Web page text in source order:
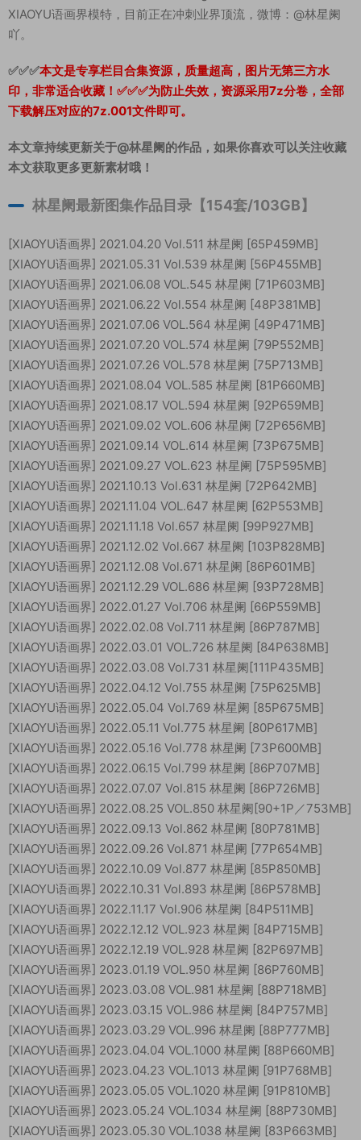
XIAOYU语画界模特，目前正在冲刺业界顶流，微博：@林星阑
吖。
✅✅✅本文是专享栏目合集资源，质量超高，图片无第三方水
印，非常适合收藏！ ✅✅✅为防止失效，资源采用7z分卷，全部
下载解压对应的7z.001文件即可。
本文章持续更新关于@林星阑的作品，如果你喜欢可以关注收藏
本文获取更多更新素材哦！
林星阑最新图集作品目录【154套/103GB】
[XIAOYU语画界] 2021.04.20 Vol.511 林星阑 [65P459MB]
[XIAOYU语画界] 2021.05.31 Vol.539 林星阑 [56P455MB]
[XIAOYU语画界] 2021.06.08 VOL.545 林星阑 [71P603MB]
[XIAOYU语画界] 2021.06.22 Vol.554 林星阑 [48P381MB]
[XIAOYU语画界] 2021.07.06 VOL.564 林星阑 [49P471MB]
[XIAOYU语画界] 2021.07.20 VOL.574 林星阑 [79P552MB]
[XIAOYU语画界] 2021.07.26 VOL.578 林星阑 [75P713MB]
[XIAOYU语画界] 2021.08.04 VOL.585 林星阑 [81P660MB]
[XIAOYU语画界] 2021.08.17 VOL.594 林星阑 [92P659MB]
[XIAOYU语画界] 2021.09.02 VOL.606 林星阑 [72P656MB]
[XIAOYU语画界] 2021.09.14 VOL.614 林星阑 [73P675MB]
[XIAOYU语画界] 2021.09.27 VOL.623 林星阑 [75P595MB]
[XIAOYU语画界] 2021.10.13 Vol.631 林星阑 [72P642MB]
[XIAOYU语画界] 2021.11.04 VOL.647 林星阑 [62P553MB]
[XIAOYU语画界] 2021.11.18 Vol.657 林星阑 [99P927MB]
[XIAOYU语画界] 2021.12.02 Vol.667 林星阑 [103P828MB]
[XIAOYU语画界] 2021.12.08 Vol.671 林星阑 [86P601MB]
[XIAOYU语画界] 2021.12.29 VOL.686 林星阑 [93P728MB]
[XIAOYU语画界] 2022.01.27 Vol.706 林星阑 [66P559MB]
[XIAOYU语画界] 2022.02.08 Vol.711 林星阑 [86P787MB]
[XIAOYU语画界] 2022.03.01 VOL.726 林星阑 [84P638MB]
[XIAOYU语画界] 2022.03.08 Vol.731 林星阑[111P435MB]
[XIAOYU语画界] 2022.04.12 Vol.755 林星阑 [75P625MB]
[XIAOYU语画界] 2022.05.04 Vol.769 林星阑 [85P675MB]
[XIAOYU语画界] 2022.05.11 Vol.775 林星阑 [80P617MB]
[XIAOYU语画界] 2022.05.16 Vol.778 林星阑 [73P600MB]
[XIAOYU语画界] 2022.06.15 Vol.799 林星阑 [86P707MB]
[XIAOYU语画界] 2022.07.07 Vol.815 林星阑 [86P726MB]
[XIAOYU语画界] 2022.08.25 VOL.850 林星阑[90+1P／753MB]
[XIAOYU语画界] 2022.09.13 Vol.862 林星阑 [80P781MB]
[XIAOYU语画界] 2022.09.26 Vol.871 林星阑 [77P654MB]
[XIAOYU语画界] 2022.10.09 Vol.877 林星阑 [85P850MB]
[XIAOYU语画界] 2022.10.31 Vol.893 林星阑 [86P578MB]
[XIAOYU语画界] 2022.11.17 Vol.906 林星阑 [84P511MB]
[XIAOYU语画界] 2022.12.12 VOL.923 林星阑 [84P715MB]
[XIAOYU语画界] 2022.12.19 VOL.928 林星阑 [82P697MB]
[XIAOYU语画界] 2023.01.19 VOL.950 林星阑 [86P760MB]
[XIAOYU语画界] 2023.03.08 VOL.981 林星阑 [88P718MB]
[XIAOYU语画界] 2023.03.15 VOL.986 林星阑 [84P757MB]
[XIAOYU语画界] 2023.03.29 VOL.996 林星阑 [88P777MB]
[XIAOYU语画界] 2023.04.04 VOL.1000 林星阑 [88P660MB]
[XIAOYU语画界] 2023.04.23 VOL.1013 林星阑 [91P768MB]
[XIAOYU语画界] 2023.05.05 VOL.1020 林星阑 [91P810MB]
[XIAOYU语画界] 2023.05.24 VOL.1034 林星阑 [88P730MB]
[XIAOYU语画界] 2023.05.30 VOL.1038 林星阑 [83P663MB]